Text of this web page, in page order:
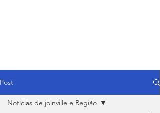
Post
Notícias de joinville e Região